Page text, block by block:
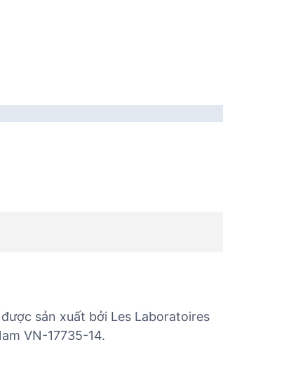
sản xuất bởi Les Laboratoires
VN-17735-14.